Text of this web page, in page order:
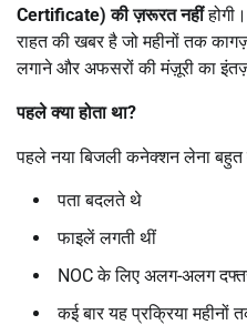
Certificate)की ज़रूरत नहीं
राहत की खबर है जो महीनों तक
लगाने और अफसरों की मंज़ूरी का
पहले क्या होता था?
पहले नया बिजली कनेक्शन लेना
पता बदलते थे
फाइलें लगती थीं
NOC के लिए अलग-अलग
कई बार यह प्रक्रिया महीनों